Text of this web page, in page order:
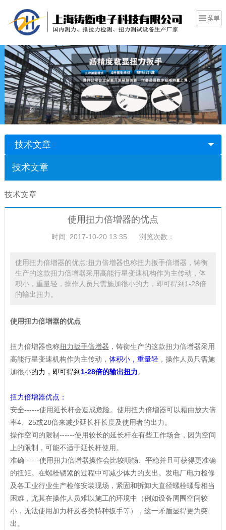
技术文章
技术文章
技术文章
使用扭力倍增器的优点
时间: 2017-10-20 13:35 浏览次数：
使用扭力倍增器的优点:扭力倍增器也称扭力扳手倍增器，铸衡
生产的这款扭力倍增器采用高能行星变速机构作为主传动，体
积小，重量轻，操作人员只需施加很小的力，即可得到1-28倍
的输出扭力。
使用扭力倍增器的优点
扭力倍增器也称扭力扳手倍增器 ，铸衡生产的这款扭力倍增器采用
高能行星变速机构作为主传动， 体积小，重量轻 ，操作人员只需施
加很小的力，即可得到 1-28倍的输出扭力。
扭力倍增器优点：
安全------使用延长杆会造成危险。使用扭力倍增器可以藉由放大倍
率4、25或28倍来减少延长杆长度及使用者的出力。
操作空间的限制------使用较长的延长杆在有些工作场合，因为空间
上的限制，可能不适于延长杆使用。
准确------使用扭力倍增器操作会比较顺畅、平稳并且可获得更准确
的扭矩。在螺栓锁紧的过程中可减少体力的支出。发电厂电力检修
及各工业行业生产检修安装现场，紧固和拆卸大直径螺栓螺母相当
困难，尤其在操作人员难以施工的环境中（例如设备周围空间较
小，无法使用加力杆及各类特种扳手等），这一矛盾显得更为突
出。